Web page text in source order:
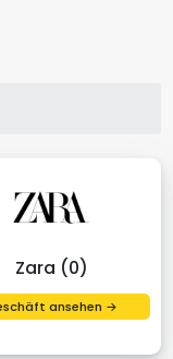
Zara (0)
ansehen →